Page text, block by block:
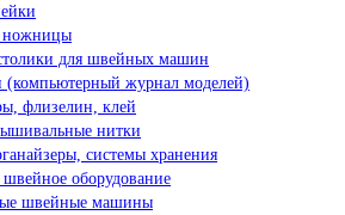
ножницы
для швейных машин
журнал моделей)
флизелин, клей
нитки
системы хранения
оборудование
швейные машины